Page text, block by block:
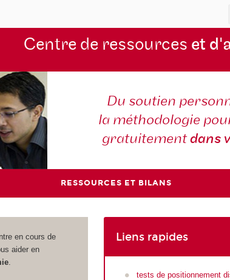
Centre de ressources et
Du soutien
la méthodologie
gratuitementdans
RESSOURCES ET BILANS
en cours de
aider en
.
Liens rapides
tests de positionnement